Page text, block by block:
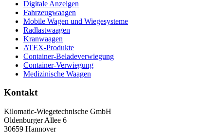
Digitale Anzeigen
Fahrzeugwaagen
Mobile Wagen und Wiegesysteme
Radlastwaagen
Kranwaagen
ATEX-Produkte
Container-Beladeverwiegung
Container-Verwiegung
Medizinische Waagen
Kontakt
Kilomatic-Wiegetechnische GmbH
Oldenburger Allee 6
30659 Hannover